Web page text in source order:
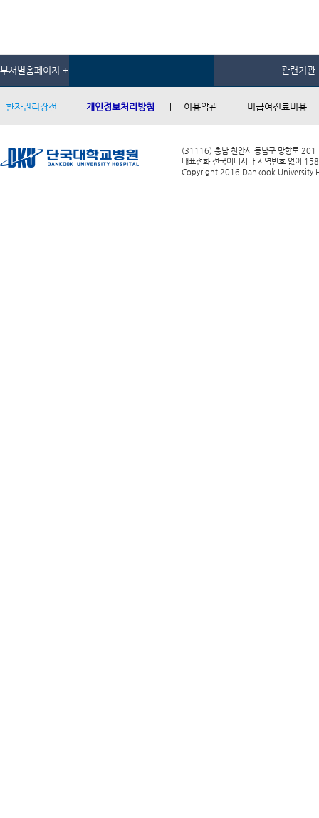
부서별홈페이지 + 관련기관
환자권리장전 개인정보처리방침 이용약관 비급여진료비용
(31116) 충남 천안시 동남구 망향로 201
대표전화 전국어디서나 지역번호 없이
Copyright 2016 Dankook University